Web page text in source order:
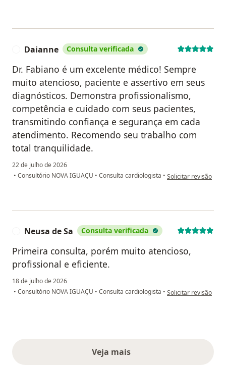
Daianne Consulta verificada
Dr. Fabiano é um excelente médico! Sempre
muito atencioso, paciente e assertivo em seus
diagnósticos. Demonstra profissionalismo,
competência e cuidado com seus pacientes,
transmitindo confiança e segurança em cada
atendimento. Recomendo seu trabalho com
total tranquilidade.
22 de julho de 2026
• Consultório NOVA IGUAÇU • Consulta cardiologista • na opinião do
Solicitar revisão
Neusa de Sa Consulta verificada
Primeira consulta, porém muito atencioso,
profissional e eficiente.
18 de julho de 2026
• Consultório NOVA IGUAÇU • Consulta cardiologista • na opinião do
Solicitar revisão
Veja maisopiniões acima